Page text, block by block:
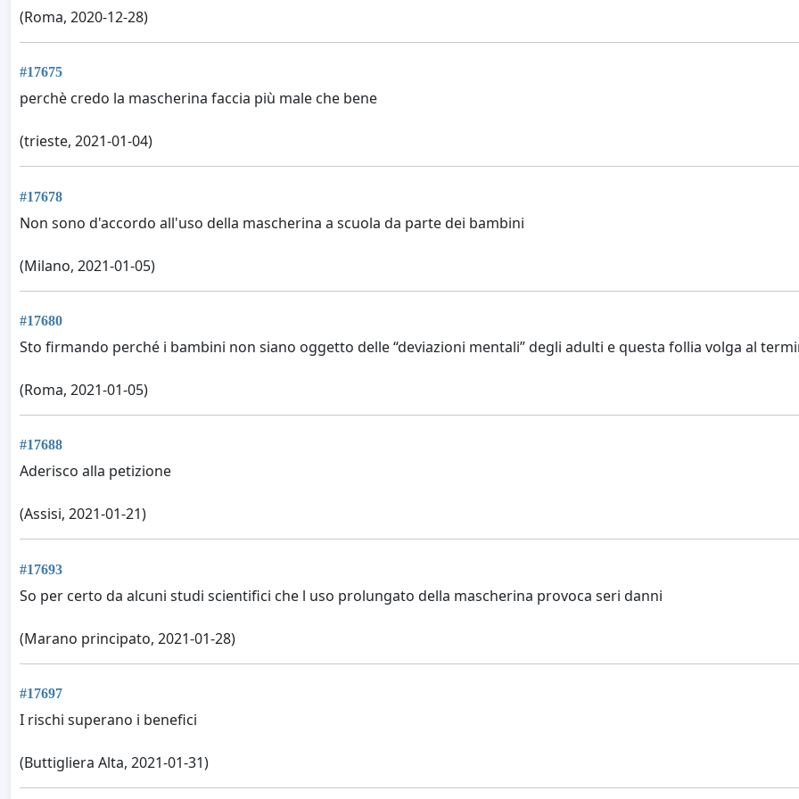
(Roma, 2020-12-28)
#17675
perchè credo la mascherina faccia più male che bene
(trieste, 2021-01-04)
#17678
Non sono d'accordo all'uso della mascherina a scuola da parte dei bambini
(Milano, 2021-01-05)
#17680
Sto firmando perché i bambini non siano oggetto delle “deviazioni mentali” degli adulti e questa follia volga al
(Roma, 2021-01-05)
#17688
Aderisco alla petizione
(Assisi, 2021-01-21)
#17693
So per certo da alcuni studi scientifici che l uso prolungato della mascherina provoca seri danni
(Marano principato, 2021-01-28)
#17697
I rischi superano i benefici
(Buttigliera Alta, 2021-01-31)